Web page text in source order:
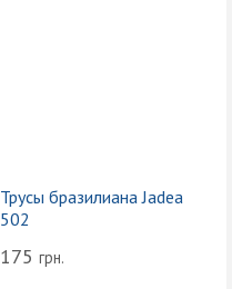
Трусы бразилиана Jadea
502
175 грн.